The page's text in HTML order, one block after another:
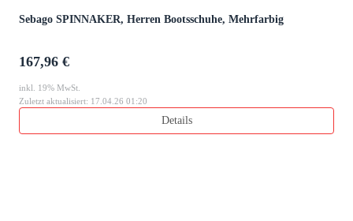
Sebago SPINNAKER, Herren Bootsschuhe, Mehrfarbig
167,96 €
inkl. 19% MwSt.
Zuletzt aktualisiert: 17.04.26 01:20
Details